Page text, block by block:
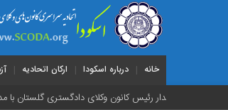
خانه درباره اسکودا ارکان اتحادیه
کانون وکلای دادگستری گلستان با مدیرکل امور مالیاتی